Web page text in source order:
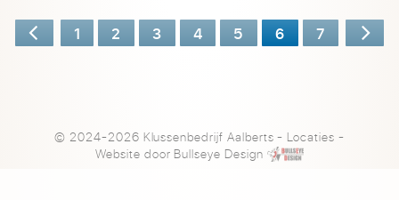
1 2 3 4 5 6 7
© 2024-2026 Klussenbedrijf Aalberts- Locaties -
Website door Bullseye Design